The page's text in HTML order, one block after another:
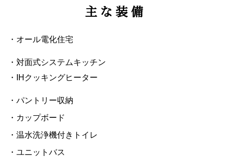
主 な 装 備
・オール電化住宅
・対面式システムキッチン
・IHクッキングヒーター
・パントリー収納
・カップボード
・温水洗浄機付きトイレ
・ユニットバス